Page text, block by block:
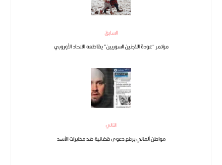
السابق
مؤتمر “عودة اللاجئين السوريين” يقاطعه الاتحاد الأوروبي
التالي
مواطن ألماني يرفع دعوى قضائية ضد مخابرات الأسد